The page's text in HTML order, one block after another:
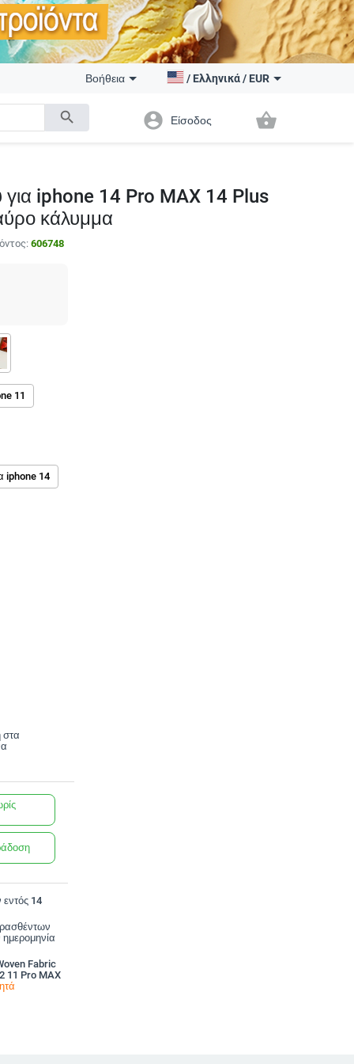
search
Βοήθεια / Ελληνικά/ EUR
account_circle Είσοδος shopping_basket
iphone 14 Pro MAX 14 Plus
κάλυμμα
606748
11
iphone 14
στα
14
Fabric
11 Pro MAX